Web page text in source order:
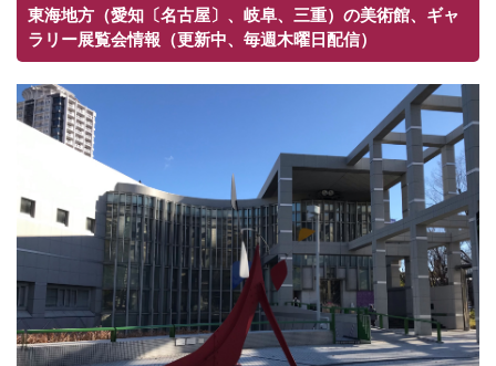
東海地方（愛知〔名古屋〕、岐阜、三重）の美術館、ギャ
ラリー展覧会情報（更新中、毎週木曜日配信）